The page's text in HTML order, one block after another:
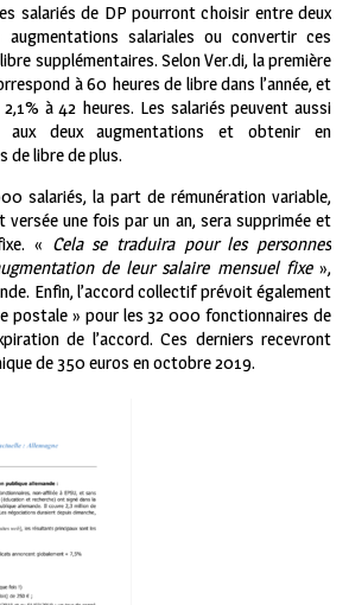
salariés de DP pourront choisir entre deux
salariales ou convertir ces
supplémentaires. Selon Ver.di, la première
à 60 heures de libre dans l’année, et
à 42 heures. Les salariés peuvent aussi
aux deux augmentations et obtenir en
de libre de plus.
salariés, la part de rémunération variable,
versée une fois par un an, sera supprimée et
« Cela se traduira pour les personnes
de leur salaire mensuel fixe »,
Enfin, l’accord collectif prévoit également
postale » pour les 32 000 fonctionnaires de
de l’accord. Ces derniers recevront
de 350 euros en octobre 2019.